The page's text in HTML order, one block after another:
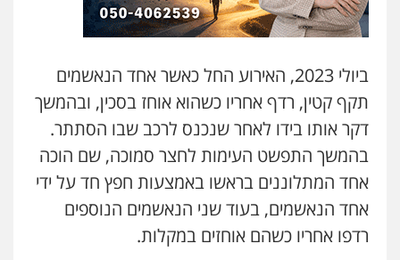
0509230800
גיל דביר – משרד עורכי דין
0506217771
סלימאן אבו שעירה – משרד עורכי דין
פלילי בטחוני צבאי נזיקין
0547780927
ביולי 2023, האירוע החל כאשר אחד הנאשמים
תקף קטין, רדף אחריו כשהוא אוחז בסכין, ובהמשך
דקר אותו בידו לאחר שנכנס לרכב שבו הסתתר.
בהמשך התפשט העימות לחצר סמוכה, שם הוכה
אחד המתלוננים בראשו באמצעות חפץ חד על ידי
אחד הנאשמים, בעוד שני הנאשמים הנוספים
רדפו אחריו כשהם אוחזים במקלות.